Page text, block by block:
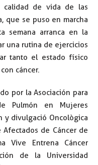
de vida de las
que se puso en marcha
semana arranca en la
una rutina de ejercicios
tanto el estado físico
cáncer.
por la Asociación para
Pulmón en Mujeres
y divulgació Oncològica
Afectados de Cáncer de
Vive Entrena Cáncer
de la Universidad